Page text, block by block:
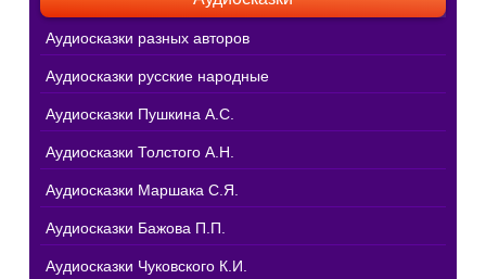
Аудиосказки разных авторов
Аудиосказки русские народные
Аудиосказки Пушкина А.С.
Аудиосказки Толстого А.Н.
Аудиосказки Маршака С.Я.
Аудиосказки Бажова П.П.
Аудиосказки Чуковского К.И.